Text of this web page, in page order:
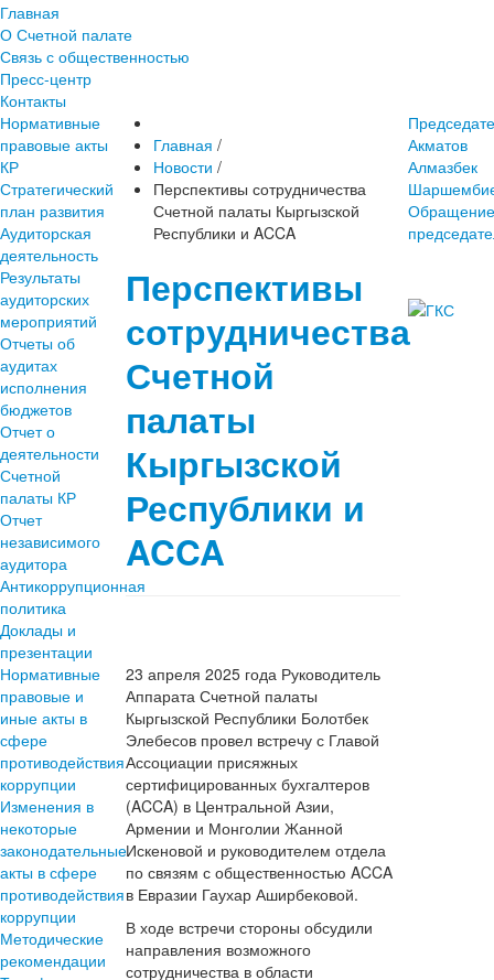
Главная
О Счетной палате
Связь с общественностью
Пресс-центр
Контакты
Нормативные
правовые акты
КР
Стратегический
план развития
Аудиторская
деятельность
Результаты
аудиторских
мероприятий
Отчеты об
аудитах
исполнения
бюджетов
Отчет о
деятельности
Счетной
палаты КР
Отчет
независимого
аудитора
Антикоррупционная
политика
Доклады и
презентации
Нормативные
правовые и
иные акты в
сфере
противодействия
коррупции
Изменения в
некоторые
законодательные
акты в сфере
противодействия
коррупции
Методические
рекомендации
Главная /
Новости /
Перспективы сотрудничества
Счетной палаты Кыргызской
Республики и ACCA
Перспективы
сотрудничества
Счетной
палаты
Кыргызской
Республики и
ACCA
23 апреля 2025 года Руководитель
Аппарата Счетной палаты
Кыргызской Республики Болотбек
Элебесов провел встречу с Главой
Ассоциации присяжных
сертифицированных бухгалтеров
(ACCA) в Центральной Азии,
Армении и Монголии Жанной
Искеновой и руководителем отдела
по связям с общественностью ACCA
в Евразии Гаухар Аширбековой.
В ходе встречи стороны обсудили
направления возможного
сотрудничества в области
Акматов
Алмазбек
Обращение